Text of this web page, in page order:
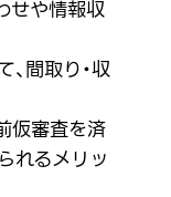
せや情報収
間取り・収
仮審査を済
れるメリッ